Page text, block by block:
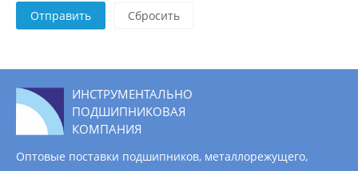
Отправить
ИНСТРУМЕНТАЛЬНО
ПОДШИПНИКОВАЯ
КОМПАНИЯ
Оптовые поставки подшипников, металлорежущего,